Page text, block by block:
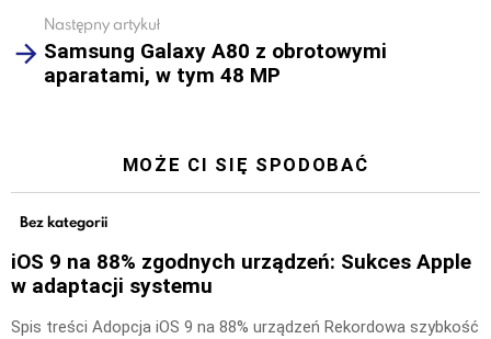
Następny artykuł
Samsung Galaxy A80 z obrotowymi
aparatami, w tym 48 MP
MOŻE CI SIĘ SPODOBAĆ
Bez kategorii
iOS 9 na 88% zgodnych urządzeń: Sukces Apple
w adaptacji systemu
Spis treści Adopcja iOS 9 na 88% urządzeń Rekordowa szybkość